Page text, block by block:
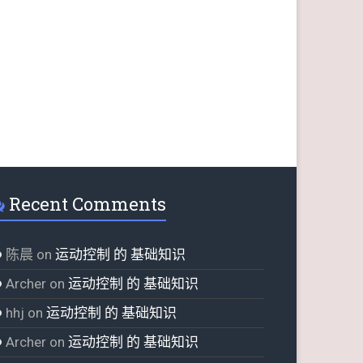
Recent Comments
陈晨 on运动控制 的 基础知识
Archer on运动控制 的 基础知识
hhj on运动控制 的 基础知识
Archer on运动控制 的 基础知识